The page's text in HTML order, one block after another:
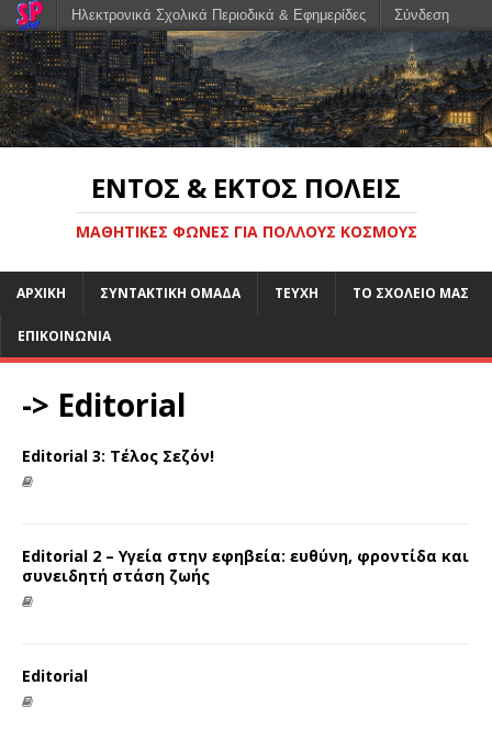
ΕΝΤΌΣ & ΕΚΤΌΣ ΠΌΛΕΙΣ
ΜΑΘΗΤΙΚΈΣ ΦΩΝΈΣ ΓΙΑ ΠΟΛΛΟΎΣ ΚΌΣΜΟΥΣ
ΑΡΧΙΚΉ ΣΥΝΤΑΚΤΙΚΗ ΟΜΑΔΑ ΤΕΥΧΗ ΤΟ ΣΧΟΛΕΙΟ ΜΑΣ
ΕΠΙΚΟΙΝΩΝΙΑ
-> Editorial
Editorial 3: Τέλος Σεζόν!
Editorial 2 – Υγεία στην εφηβεία: ευθύνη, φροντίδα και
συνειδητή στάση ζωής
Editorial
Ηλεκτρονικά Σχολικά Περιοδικά & Εφημερίδες Σύνδεση